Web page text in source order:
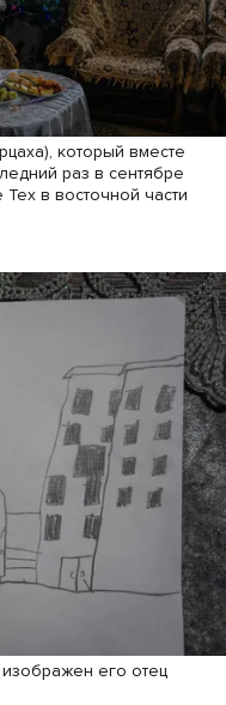
который вместе
раз в сентябре
в восточной части
его отец